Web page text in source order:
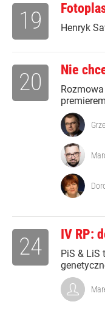
Henryk
19
Nie
premierem
20
IV RP:
PiS & LiS
24